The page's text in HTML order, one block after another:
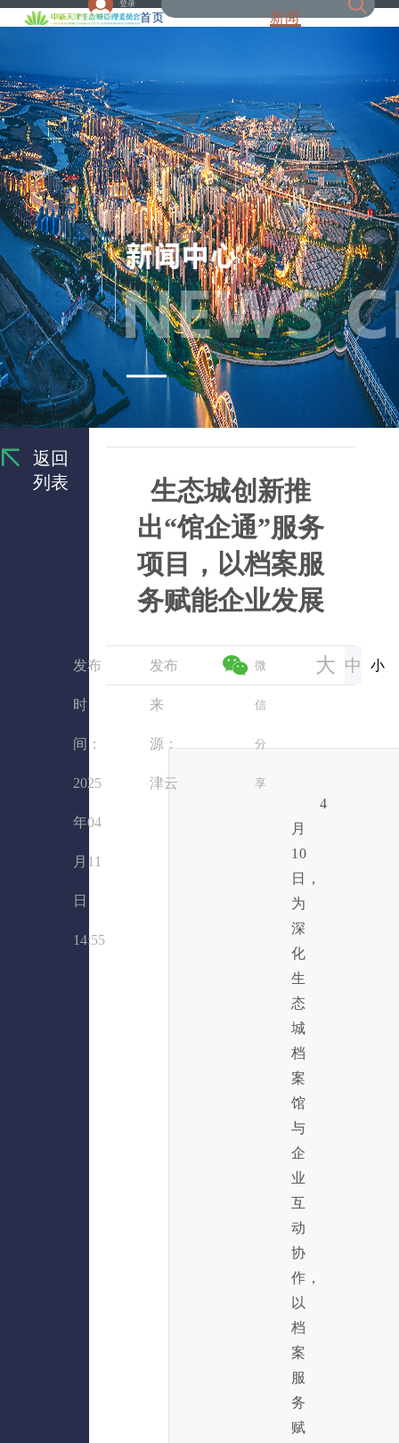
登录
首页 新闻
返回
列表
生态城创新推
出“馆企通”服务
项目，以档案服
务赋能企业发展
发布
时
间：
2025
年04
月11
日
14:55
发布
来
源：
津云
微
信
分
享
大 中 小
4
月
10
日，
为
深
化
生
态
城
档
案
馆
与
企
业
互
动
协
作，
以
档
案
服
务
赋